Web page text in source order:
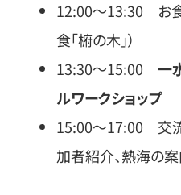
12:00〜13:30 お食
食「椨の木」）
13:30〜15:00 一
ルワークショップ
15:00〜17:00 交流
加者紹介、熱海の案